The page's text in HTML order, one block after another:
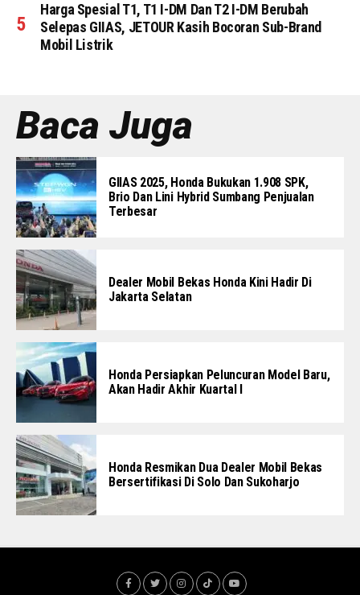
Harga Spesial T1, T1 I-DM Dan T2 I-DM Berubah
Selepas GIIAS, JETOUR Kasih Bocoran Sub-Brand
Mobil Listrik
Baca Juga
GIIAS 2025, Honda Bukukan 1.908 SPK,
Brio Dan Lini Hybrid Sumbang Penjualan
Terbesar
Dealer Mobil Bekas Honda Kini Hadir Di
Jakarta Selatan
Honda Persiapkan Peluncuran Model Baru,
Akan Hadir Akhir Kuartal I
Honda Resmikan Dua Dealer Mobil Bekas
Bersertifikasi Di Solo Dan Sukoharjo